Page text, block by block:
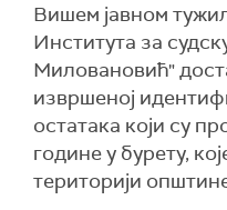
Вишем јавном
Института за
Миловановић"
извршеној
остатака који су
године у бурету,
територији